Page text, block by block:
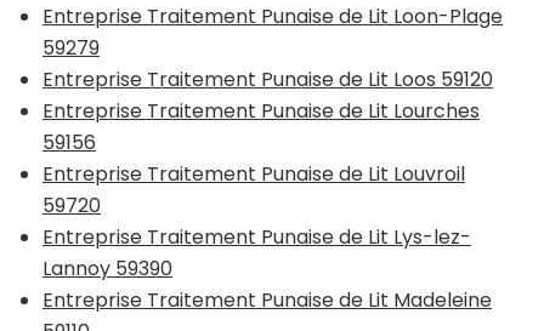
Entreprise Traitement Punaise de Lit Loon-Plage
59279
Entreprise Traitement Punaise de Lit Loos 59120
Entreprise Traitement Punaise de Lit Lourches
59156
Entreprise Traitement Punaise de Lit Louvroil
59720
Entreprise Traitement Punaise de Lit Lys-lez-
Lannoy 59390
Entreprise Traitement Punaise de Lit Madeleine